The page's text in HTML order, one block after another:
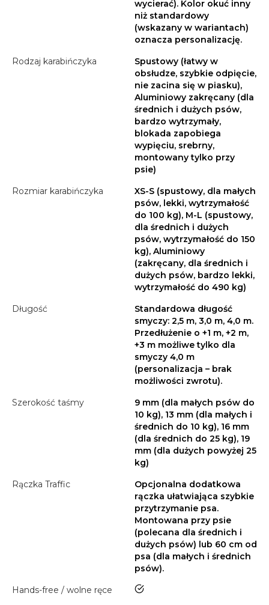
wycierać). Kolor okuć inny
niż standardowy
(wskazany w wariantach)
oznacza personalizację.
Rodzaj karabińczyka
Spustowy (łatwy w
obsłudze, szybkie odpięcie,
nie zacina się w piasku),
Aluminiowy zakręcany (dla
średnich i dużych psów,
bardzo wytrzymały,
blokada zapobiega
wypięciu, srebrny,
montowany tylko przy
psie)
Rozmiar karabińczyka
XS-S (spustowy, dla małych
psów, lekki, wytrzymałość
do 100 kg), M-L (spustowy,
dla średnich i dużych
psów, wytrzymałość do 150
kg), Aluminiowy
(zakręcany, dla średnich i
dużych psów, bardzo lekki,
wytrzymałość do 490 kg)
Długość
Standardowa długość
smyczy: 2,5 m, 3,0 m, 4,0 m.
Przedłużenie o +1 m, +2 m,
+3 m możliwe tylko dla
smyczy 4,0 m
(personalizacja – brak
możliwości zwrotu).
Szerokość taśmy
9 mm (dla małych psów do
10 kg), 13 mm (dla małych i
średnich do 10 kg), 16 mm
(dla średnich do 25 kg), 19
mm (dla dużych powyżej 25
kg)
Rączka Traffic
Opcjonalna dodatkowa
rączka ułatwiająca szybkie
przytrzymanie psa.
Montowana przy psie
(polecana dla średnich i
dużych psów) lub 60 cm od
psa (dla małych i średnich
psów).
Hands-free / wolne ręce
tak